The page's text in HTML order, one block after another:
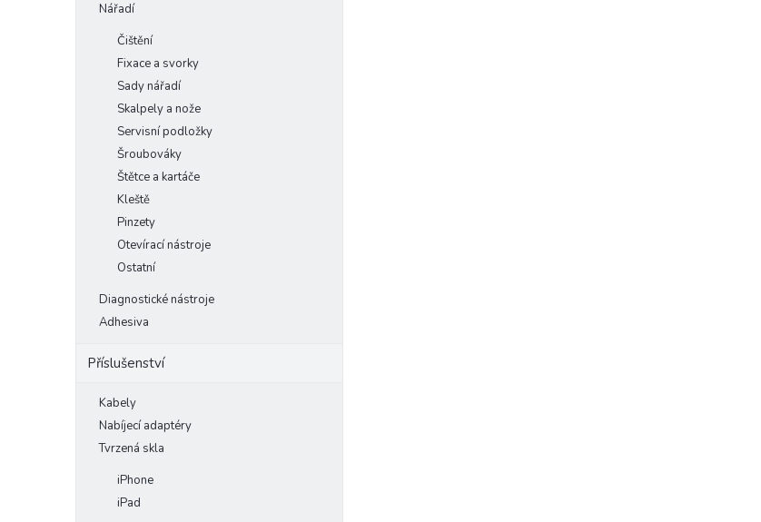
Nářadí
Čištění
Fixace a svorky
Sady nářadí
Skalpely a nože
Servisní podložky
Šroubováky
Štětce a kartáče
Kleště
Pinzety
Otevírací nástroje
Ostatní
Diagnostické nástroje
Adhesiva
Příslušenství
Kabely
Nabíjecí adaptéry
Tvrzená skla
iPhone
iPad